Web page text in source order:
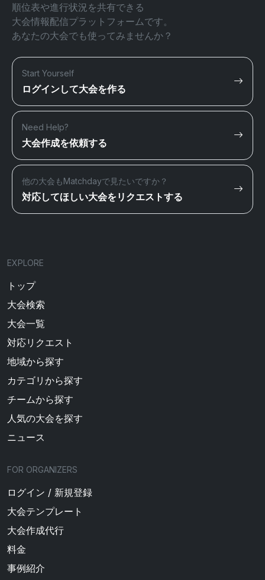
順位表や進行状況を共有できる
大会情報配信プラットフォームです。
あなたの大会でも使ってみませんか？
Start Yourself
ログインして大会を作る
Need Help?
大会作成を依頼する
他の大会もMatchdayで見たいですか？
対応してほしい大会をリクエストする
EXPLORE
トップ
大会検索
大会一覧
対応リクエスト
地域から探す
カテゴリから探す
チームから探す
人気の大会を探す
ニュース
FOR ORGANIZERS
ログイン / 新規登録
大会テンプレート
大会作成代行
料金
事例紹介